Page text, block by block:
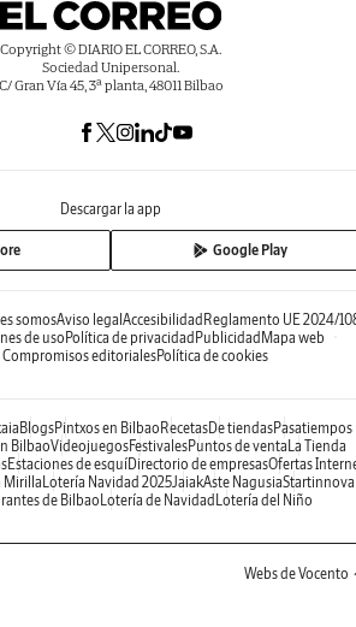
Copyright © DIARIO EL CORREO, S.A.
Sociedad Unipersonal.
C/ Gran Vía 45, 3ª planta, 48011 Bilbao
Descargar la app
Google Play
somosAviso legal Accesibilidad Reglamento UE 2024/
de usoPolítica de privacidad Publicidad Mapa web
Compromisos editorialesPolítica de cookies
BlogsPintxos en Bilbao RecetasDe tiendasPasatiempos
BilbaoVideojuegosFestivalesPuntos de venta La Tienda
Estaciones de esquíDirectorio de empresasOfertas
Mirilla Lotería Navidad 2025JaiakAste NagusiaStartinnova
de Bilbao Lotería de Navidad Lotería del Niño
Webs de Vocento